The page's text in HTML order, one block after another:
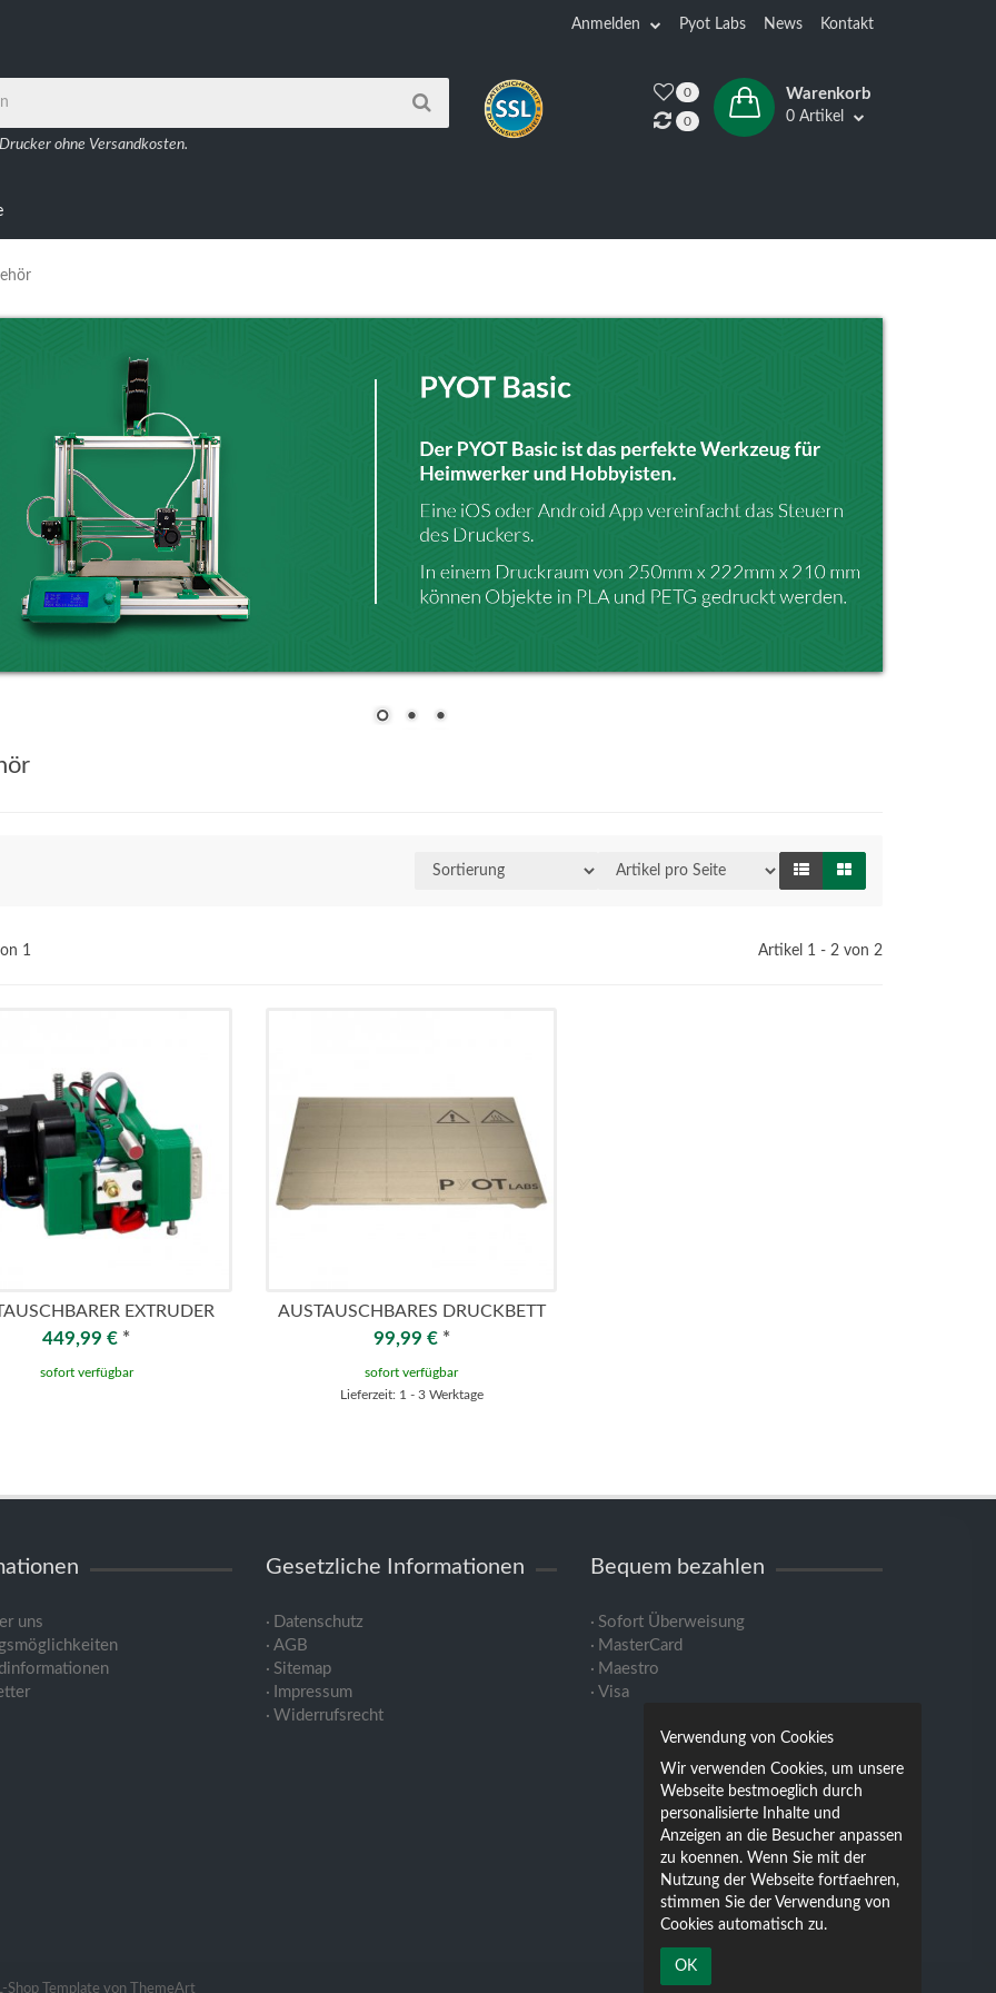
Anmelden Pyot Labs News Kontakt
ohne Versandkosten.
0
0
Warenkorb
0 Artikel
1 Artikel 1 - 2 von 2
EXTRUDER
449,99 € *
sofort verfügbar
AUSTAUSCHBARES DRUCKBETT
99,99 € *
sofort verfügbar
Lieferzeit: 1 - 3 Werktage
uns
Gesetzliche Informationen
Datenschutz
AGB
Sitemap
Impressum
Widerrufsrecht
Bequem bezahlen
Sofort Überweisung
MasterCard
Maestro
Visa
Shop Template von ThemeArt
Verwendung von Cookies
Wir verwenden Cookies, um unsere
Webseite bestmoeglich durch
personalisierte Inhalte und
Anzeigen an die Besucher anpassen
zu koennen. Wenn Sie mit der
Nutzung der Webseite fortfaehren,
stimmen Sie der Verwendung von
Cookies automatisch zu.
OK